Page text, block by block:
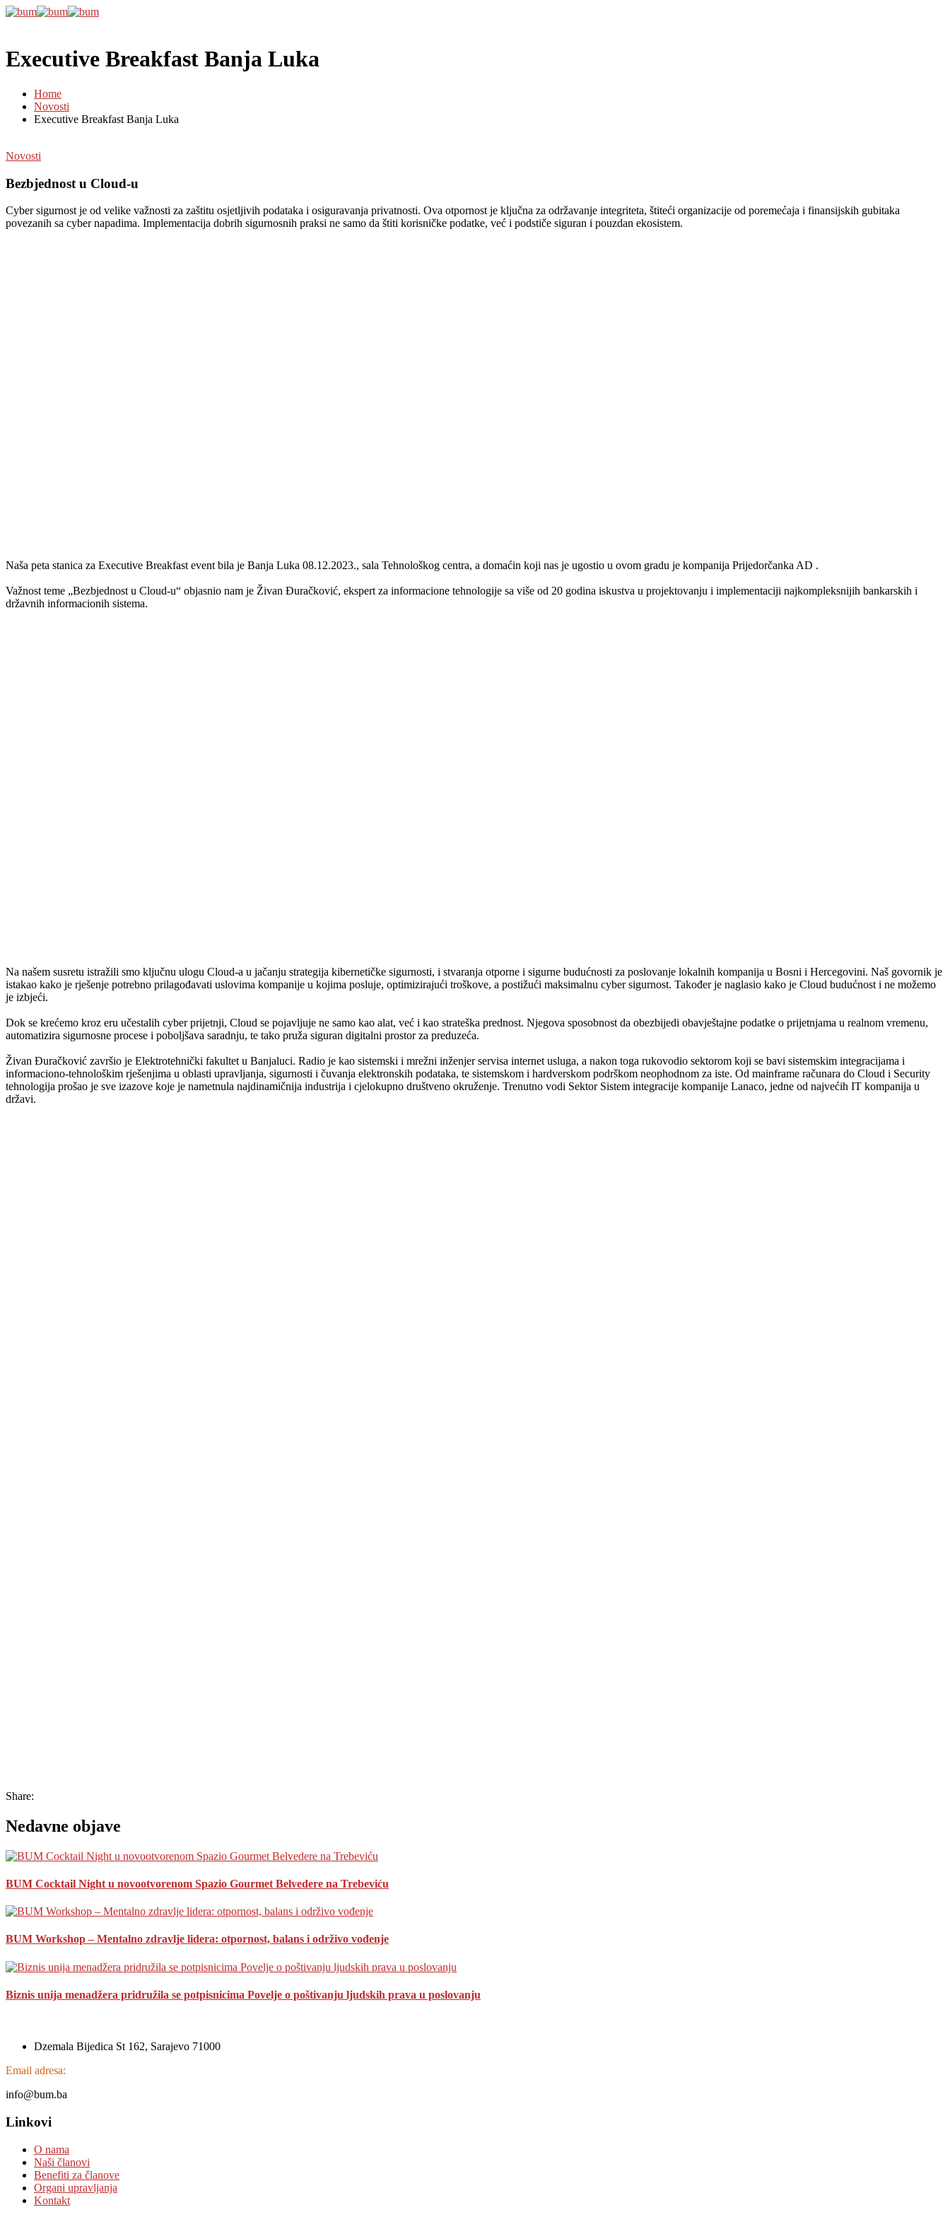
Executive Breakfast Banja Luka
Home
Novosti
Executive Breakfast Banja Luka
Novosti
Bezbjednost u Cloud-u
Cyber sigurnost je od velike važnosti za zaštitu osjetljivih podataka i osiguravanja privatnosti. Ova otpornost je ključna za održavanje integriteta, štiteći organizacije od poremećaja i finansijskih gubitaka
povezanih sa cyber napadima. Implementacija dobrih sigurnosnih praksi ne samo da štiti korisničke podatke, već i podstiče siguran i pouzdan ekosistem.
Naša peta stanica za Executive Breakfast event bila je Banja Luka 08.12.2023., sala Tehnološkog centra, a domaćin koji nas je ugostio u ovom gradu je kompanija Prijedorčanka AD .
Važnost teme „Bezbjednost u Cloud-u“ objasnio nam je Živan Đuračković, ekspert za informacione tehnologije sa više od 20 godina iskustva u projektovanju i implementaciji najkompleksnijih bankarskih i
državnih informacionih sistema.
Na našem susretu istražili smo ključnu ulogu Cloud-a u jačanju strategija kibernetičke sigurnosti, i stvaranja otporne i sigurne budućnosti za poslovanje lokalnih kompanija u Bosni i Hercegovini. Naš govornik je
istakao kako je rješenje potrebno prilagođavati uslovima kompanije u kojima posluje, optimizirajući troškove, a postižući maksimalnu cyber sigurnost. Također je naglasio kako je Cloud budućnost i ne možemo
je izbjeći.
Dok se krećemo kroz eru učestalih cyber prijetnji, Cloud se pojavljuje ne samo kao alat, već i kao strateška prednost. Njegova sposobnost da obezbijedi obavještajne podatke o prijetnjama u realnom vremenu,
automatizira sigurnosne procese i poboljšava saradnju, te tako pruža siguran digitalni prostor za preduzeća.
Živan Đuračković završio je Elektrotehnički fakultet u Banjaluci. Radio je kao sistemski i mrežni inženjer servisa internet usluga, a nakon toga rukovodio sektorom koji se bavi sistemskim integracijama i
informaciono-tehnološkim rješenjima u oblasti upravljanja, sigurnosti i čuvanja elektronskih podataka, te sistemskom i hardverskom podrškom neophodnom za iste. Od mainframe računara do Cloud i Security
tehnologija prošao je sve izazove koje je nametnula najdinamičnija industrija i cjelokupno društveno okruženje. Trenutno vodi Sektor Sistem integracije kompanije Lanaco, jedne od najvećih IT kompanija u
državi.
Share:
Nedavne objave
BUM Cocktail Night u novootvorenom Spazio Gourmet Belvedere na Trebeviću
BUM Workshop – Mentalno zdravlje lidera: otpornost, balans i održivo vođenje
Biznis unija menadžera pridružila se potpisnicima Povelje o poštivanju ljudskih prava u poslovanju
Dzemala Bijedica St 162, Sarajevo 71000
Email adresa:
info@bum.ba
Linkovi
O nama
Naši članovi
Benefiti za članove
Organi upravljanja
Kontakt